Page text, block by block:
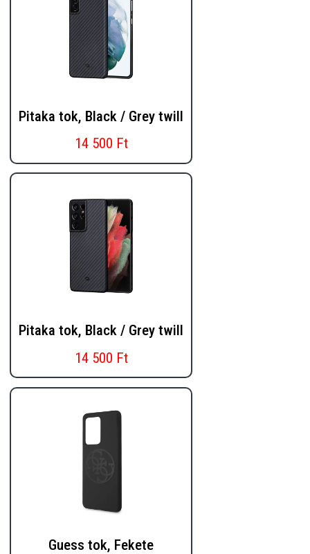
Pitaka tok, Black / Grey twill
14 500 Ft
Pitaka tok, Black / Grey twill
14 500 Ft
Guess tok, Fekete